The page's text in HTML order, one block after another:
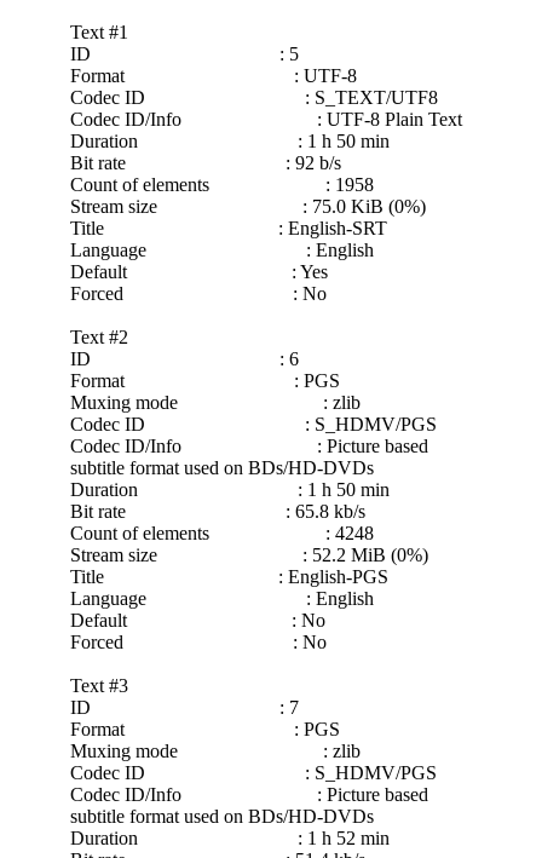
Text #1
ID : 5
Format : UTF-8
Codec ID : S_TEXT/UTF8
Codec ID/Info : UTF-8 Plain Text
Duration : 1 h 50 min
Bit rate : 92 b/s
Count of elements : 1958
Stream size : 75.0 KiB (0%)
Title : English-SRT
Language : English
Default : Yes
Forced : No
Text #2
ID : 6
Format : PGS
Muxing mode : zlib
Codec ID : S_HDMV/PGS
Codec ID/Info : Picture based
subtitle format used on BDs/HD-DVDs
Duration : 1 h 50 min
Bit rate : 65.8 kb/s
Count of elements : 4248
Stream size : 52.2 MiB (0%)
Title : English-PGS
Language : English
Default : No
Forced : No
Text #3
ID : 7
Format : PGS
Muxing mode : zlib
Codec ID : S_HDMV/PGS
Codec ID/Info : Picture based
subtitle format used on BDs/HD-DVDs
Duration : 1 h 52 min